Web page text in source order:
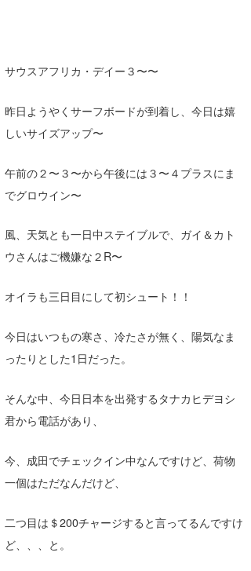
サウスアフリカ・デイー３〜〜
昨日ようやくサーフボードが到着し、今日は嬉
しいサイズアップ〜
午前の２〜３〜から午後には３〜４プラスにま
でグロウイン〜
風、天気とも一日中ステイブルで、ガイ＆カト
ウさんはご機嫌な２R〜
オイラも三日目にして初シュート！！
今日はいつもの寒さ、冷たさが無く、陽気なま
ったりとした1日だった。
そんな中、今日日本を出発するタナカヒデヨシ
君から電話があり、
今、成田でチェックイン中なんですけど、荷物
一個はただなんだけど、
二つ目は＄200チャージすると言ってるんですけ
ど、、、と。
ライター/寄稿メディア
Naoya Kimoto
Yasunari Inoue
Yoshiyuki Obata
DELTA FORCE SURF
熊谷素子
メディア
Colors MAGAZINE
WAVAL
福島寿実子
中浦“JET”章
進士剛光
植村未来
大野”MAR”修聖
波伝説スタッフ
☆加藤
Aichan
ECE
H
波伝説